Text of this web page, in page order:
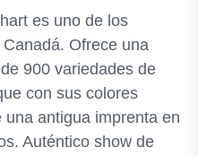
es uno de los
Ofrece una
900 variedades de
con sus colores
antigua imprenta en
Auténtico show de